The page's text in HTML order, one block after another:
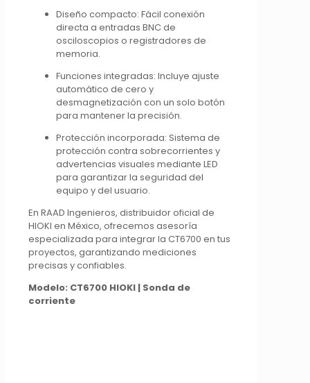
Diseño compacto: Fácil conexión
directa a entradas BNC de
osciloscopios o registradores de
memoria.
Funciones integradas: Incluye ajuste
automático de cero y
desmagnetización con un solo botón
para mantener la precisión.
Protección incorporada: Sistema de
protección contra sobrecorrientes y
advertencias visuales mediante LED
para garantizar la seguridad del
equipo y del usuario.
En RAAD Ingenieros, distribuidor oficial de
HIOKI en México, ofrecemos asesoría
especializada para integrar la CT6700 en tus
proyectos, garantizando mediciones
precisas y confiables.
Modelo: CT6700 HIOKI | Sonda de
corriente